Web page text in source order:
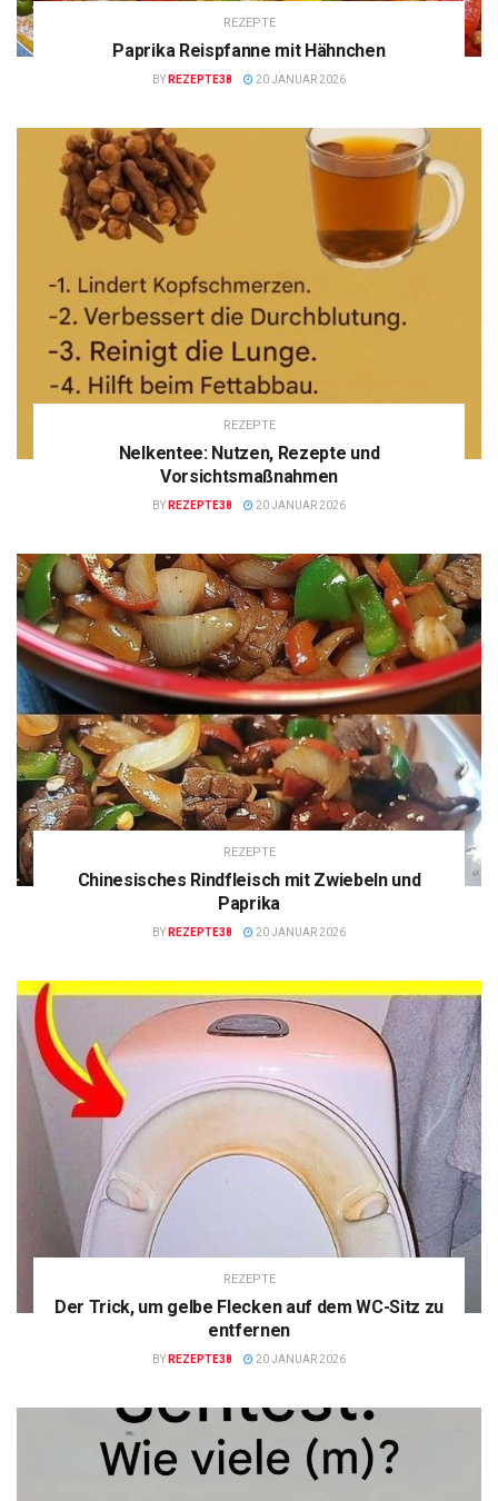
REZEPTE
Paprika Reispfanne mit Hähnchen
BY REZEPTE38 20 JANUAR 2026
REZEPTE
Nelkentee: Nutzen, Rezepte und
Vorsichtsmaßnahmen
BY REZEPTE38 20 JANUAR 2026
REZEPTE
Chinesisches Rindfleisch mit Zwiebeln und
Paprika
BY REZEPTE38 20 JANUAR 2026
REZEPTE
Der Trick, um gelbe Flecken auf dem WC-Sitz zu
entfernen
BY REZEPTE38 20 JANUAR 2026